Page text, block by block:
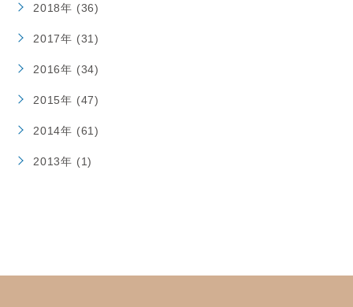
2018年 (36)
2017年 (31)
2016年 (34)
2015年 (47)
2014年 (61)
2013年 (1)